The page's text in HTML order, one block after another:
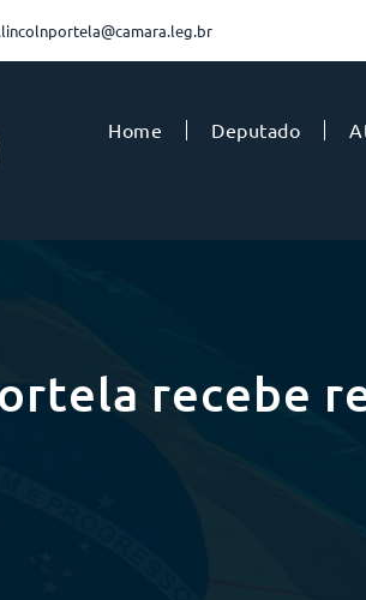
Home Deputado
recebe